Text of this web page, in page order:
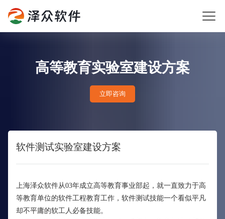
高等教育实验室建设方案
立即咨询
软件测试实验室建设方案
上海泽众软件从03年成立高等教育事业部起，就一直致力于高
等教育单位的软件工程教育工作，软件测试技能一个看似平凡
却不平庸的软工人必备技能。